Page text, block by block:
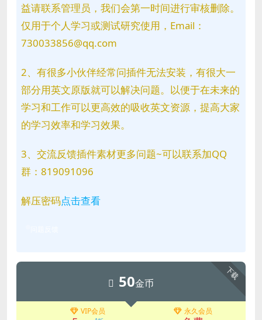
益请联系管理员，我们会第一时间进行审核删除。
仅用于个人学习或测试研究使用，Email：
730033856@qq.com
2、有很多小伙伴经常问插件无法安装，有很大一
部分用英文原版就可以解决问题。以便于在未来的
学习和工作可以更高效的吸收英文资源，提高大家
的学习效率和学习效果。
3、交流反馈插件素材更多问题~可以联系加QQ
群：819091096
解压密码点击查看
下载
50金币
VIP会员 永久会员